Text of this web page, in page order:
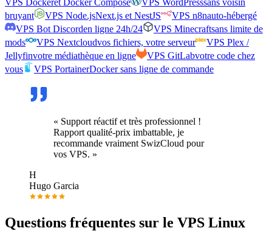
VPS Dockeret Docker Compose VPS WordPresssans voisin
bruyant
VPS Node.jsNext.js et NestJS VPS n8nauto-hébergé
VPS Bot Discorden ligne 24h/24 VPS Minecraftsans limite de
mods
VPS Nextcloudvos fichiers, votre serveur
VPS Plex /
Jellyfinvotre médiathèque en ligne VPS GitLabvotre code chez
vous
VPS PortainerDocker sans ligne de commande
« Support réactif et très professionnel !
Rapport qualité-prix imbattable, je
recommande vraiment SwizCloud pour
vos VPS. »
H
Hugo Garcia
Questions fréquentes sur le VPS Linux